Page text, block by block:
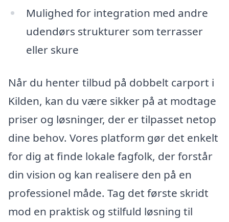
Mulighed for integration med andre
udendørs strukturer som terrasser
eller skure
Når du henter tilbud på dobbelt carport i
Kilden, kan du være sikker på at modtage
priser og løsninger, der er tilpasset netop
dine behov. Vores platform gør det enkelt
for dig at finde lokale fagfolk, der forstår
din vision og kan realisere den på en
professionel måde. Tag det første skridt
mod en praktisk og stilfuld løsning til